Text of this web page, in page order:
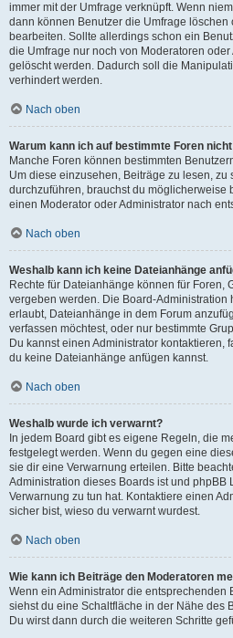
immer mit der Umfrage verknüpft. Wenn
dann können Benutzer die Umfrage löschen
bearbeiten. Sollte allerdings schon ein
die Umfrage nur noch von Moderatoren
gelöscht werden. Dadurch soll die
verhindert werden.
Nach oben
Warum kann ich auf bestimmte Foren
Manche Foren können bestimmten
Um diese einzusehen, Beiträge zu lesen,
durchzuführen, brauchst du möglicherweise
einen Moderator oder Administrator nach
Nach oben
Weshalb kann ich keine Dateianhänge
Rechte für Dateianhänge können für Foren,
vergeben werden. Die Board-Administration
erlaubt, Dateianhänge in dem Forum
verfassen möchtest, oder nur bestimmte
Du kannst einen Administrator kontaktieren,
du keine Dateianhänge anfügen kannst.
Nach oben
Weshalb wurde ich verwarnt?
In jedem Board gibt es eigene Regeln, die
festgelegt werden. Wenn du gegen eine
sie dir eine Verwarnung erteilen. Bitte
Administration dieses Boards ist und phpBB
Verwarnung zu tun hat. Kontaktiere einen
sicher bist, wieso du verwarnt wurdest.
Nach oben
Wie kann ich Beiträge den Moderatoren
Wenn ein Administrator die entsprechenden
siehst du eine Schaltfläche in der Nähe des
Du wirst dann durch die weiteren Schritte